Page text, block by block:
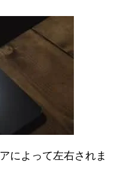
によって左右されま